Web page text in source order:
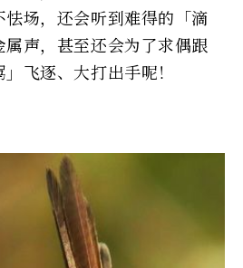
场，还会听到难得的「滴
声，甚至还会为了求偶跟
飞逐、大打出手呢！